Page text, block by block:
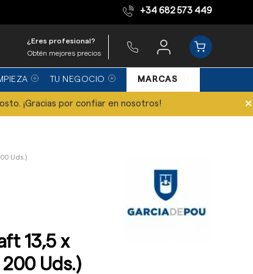
Equipo de expertos +34 682 573 449
¿Eres profesional?
Obtén mejores precios
TU NEGOCIO MARCAS
¡Gracias por confiar en nosotros! ×
Uds.)
13,5 x
200 Uds.)